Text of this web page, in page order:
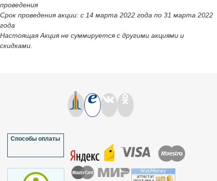
проведения
Срок проведения акции: с 14 марта 2022 года по 31 марта 2022
года
Настоящая Акция не суммируется с другими акциями и
скидками.
Способы оплаты